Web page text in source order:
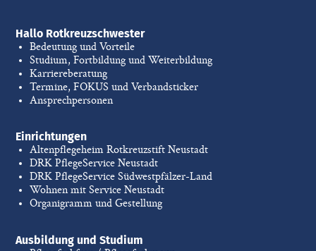
Hallo Rotkreuzschwester
Bedeutung und Vorteile
Studium, Fortbildung und Weiterbildung
Karriereberatung
Termine, FOKUS und Verbandsticker
Ansprechpersonen
Einrichtungen
Altenpflegeheim Rotkreuzstift Neustadt
DRK PflegeService Neustadt
DRK PflegeService Südwestpfälzer-Land
Wohnen mit Service Neustadt
Organigramm und Gestellung
Ausbildung und Studium